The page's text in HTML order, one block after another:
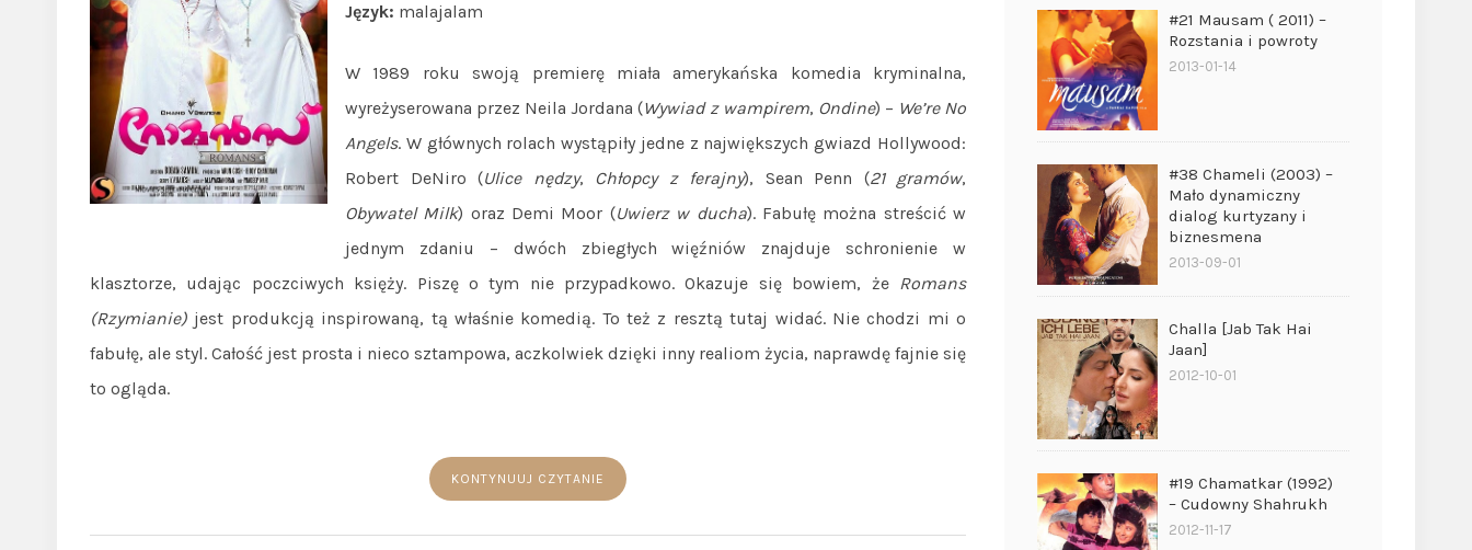
Język: malajalam
W 1989 roku swoją premierę miała amerykańska komedia kryminalna,
wyreżyserowana przez Neila Jordana (Wywiad z wampirem, Ondine) – We’re No
Angels. W głównych rolach wystąpiły jedne z największych gwiazd Hollywood:
Robert DeNiro (Ulice nędzy, Chłopcy z ferajny), Sean Penn (21 gramów,
Obywatel Milk) oraz Demi Moor (Uwierz w ducha). Fabułę można streścić w
jednym zdaniu – dwóch zbiegłych więźniów znajduje schronienie w
klasztorze, udając poczciwych księży. Piszę o tym nie przypadkowo. Okazuje się bowiem, że Romans
(Rzymianie) jest produkcją inspirowaną, tą właśnie komedią. To też z resztą tutaj widać. Nie chodzi mi o
fabułę, ale styl. Całość jest prosta i nieco sztampowa, aczkolwiek dzięki inny realiom życia, naprawdę fajnie się
to ogląda.
KONTYNUUJ CZYTANIE
#21 Mausam ( 2011) –
Rozstania i powroty
2013-01-14
#38 Chameli (2003) –
Mało dynamiczny
dialog kurtyzany i
biznesmena
2013-09-01
Challa [Jab Tak Hai
Jaan]
2012-10-01
#19 Chamatkar (1992)
– Cudowny Shahrukh
2012-11-17